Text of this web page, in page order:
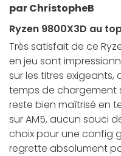
par ChristopheB
Ryzen 9800X3D au
Très satisfait de ce
en jeu sont
sur les titres exigeants,
temps de chargement
reste bien maîtrisé en
sur AM5, aucun souci
choix pour une config
regrette absolument